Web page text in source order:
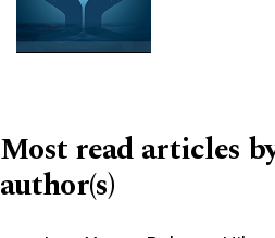
Most read articles
author(s)